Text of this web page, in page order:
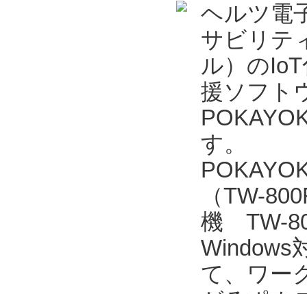
ヘルツ電
サビリテ
ル）の
援ソフト
す。
（TW-
機 TW-
Windows
て、ワー